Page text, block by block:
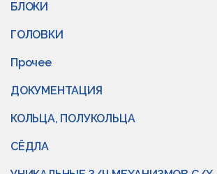
БЛОКИ
ГОЛОВКИ
Прочее
ДОКУМЕНТАЦИЯ
КОЛЬЦА, ПОЛУКОЛЬЦА
СЁДЛА